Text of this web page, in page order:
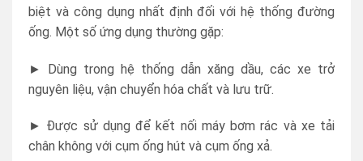
biệt và công dụng nhất định đối với hệ thống đường
ống. Một số ứng dụng thường gặp:
► Dùng trong hệ thống dẫn xăng dầu, các xe trở
nguyên liệu, vận chuyển hóa chất và lưu trữ.
► Được sử dụng để kết nối máy bơm rác và xe tải
chân không với cụm ống hút và cụm ống xả.